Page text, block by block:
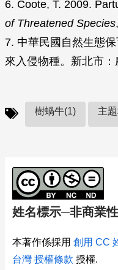
6. Coote, T. 2009.
of Threatened Species
7. 中華民國自然生態
來入侵物種。新北市：
樹蝸牛(1) 主
姓名標示─非商業
本著作係採用 創用 CC
台灣 授權條款 授權.